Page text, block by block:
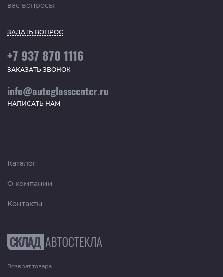
вас вопросы.
ЗАДАТЬ ВОПРОС
+7 937 870 1116
ЗАКАЗАТЬ ЗВОНОК
info@autoglasscenter.ru
НАПИСАТЬ НАМ
Каталог
О компании
Контакты
Возврат товара